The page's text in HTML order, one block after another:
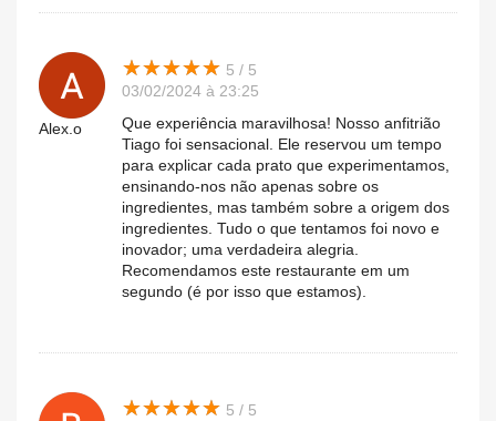
Alex.o
★★★★★
★★★★★ 5 / 5
03/02/2024 à 23:25
Que experiência maravilhosa! Nosso anfitrião
Tiago foi sensacional. Ele reservou um tempo
para explicar cada prato que experimentamos,
ensinando-nos não apenas sobre os
ingredientes, mas também sobre a origem dos
ingredientes. Tudo o que tentamos foi novo e
inovador; uma verdadeira alegria.
Recomendamos este restaurante em um
segundo (é por isso que estamos).
★★★★★
★★★★★ 5 / 5